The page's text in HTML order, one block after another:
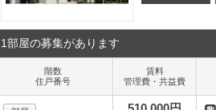
1部屋の募集があります
階数
住戸番号
賃料
管理費・共益費